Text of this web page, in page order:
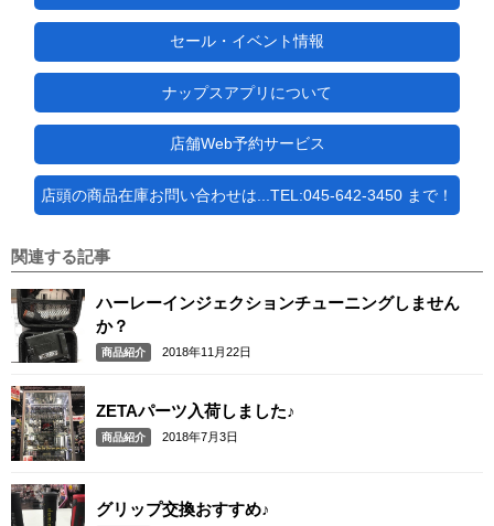
セール・イベント情報
ナップスアプリについて
店舗Web予約サービス
店頭の商品在庫お問い合わせは...TEL:045-642-3450 まで！
関連する記事
ハーレーインジェクションチューニングしません
か？
商品紹介 2018年11月22日
ZETAパーツ入荷しました♪
商品紹介 2018年7月3日
グリップ交換おすすめ♪